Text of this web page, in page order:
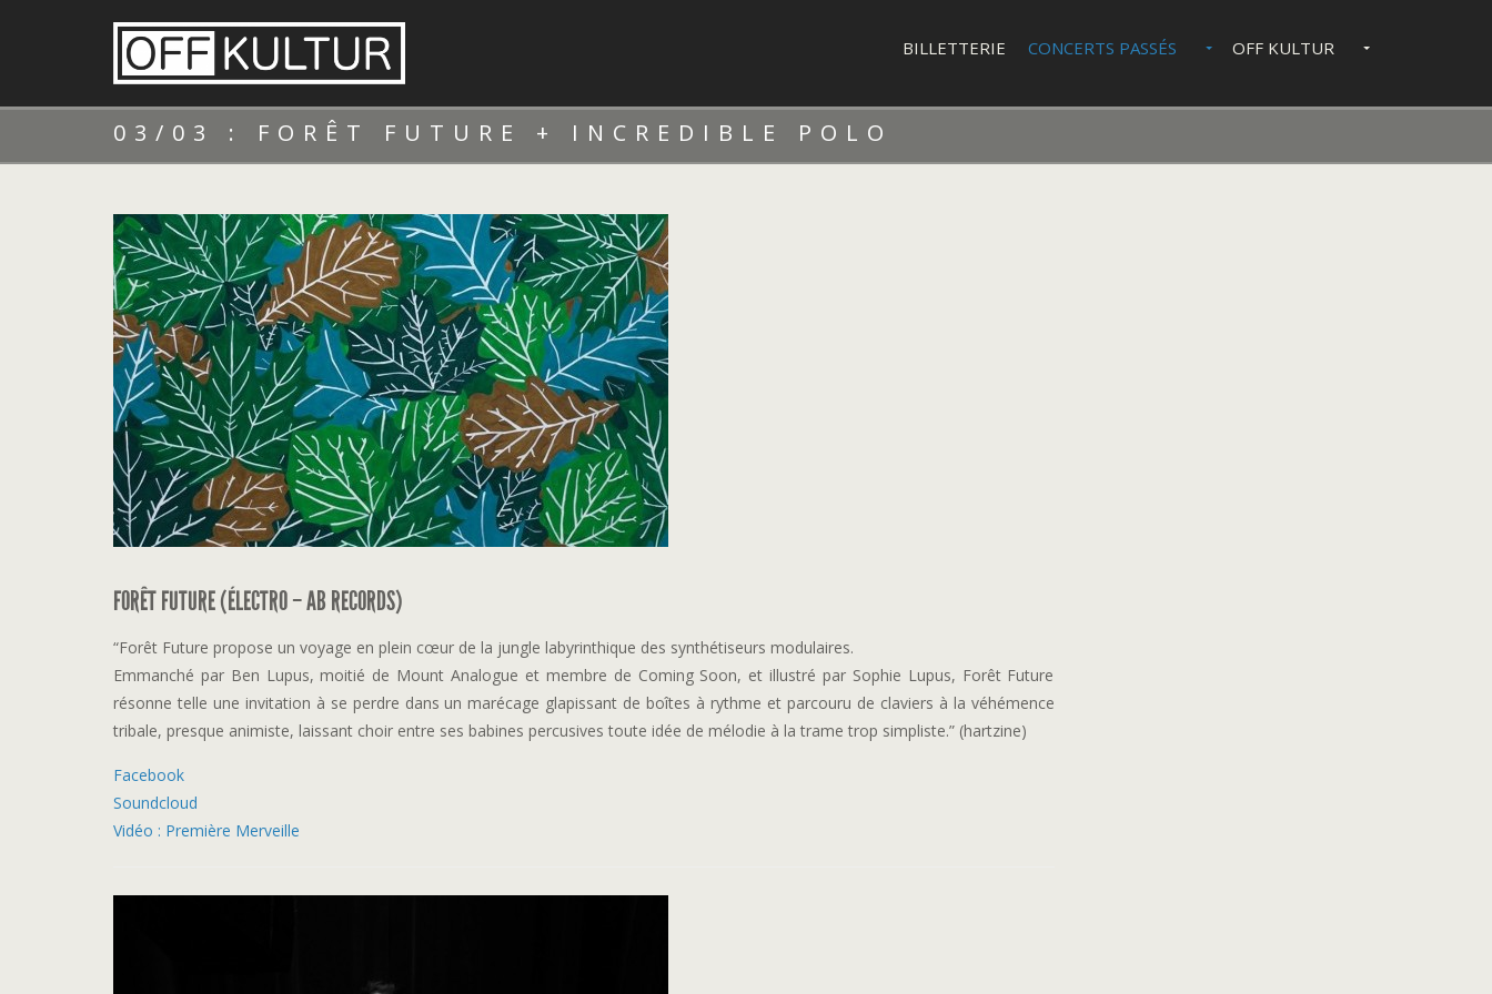
BILLETTERIE CONCERTS PASSÉS OFF KULTUR
03/03 : FORÊT FUTURE + INCREDIBLE POLO
FORÊT FUTURE (ÉLECTRO – AB RECORDS)
“Forêt Future propose un voyage en plein cœur de la jungle labyrinthique des synthétiseurs modulaires.
Emmanché par Ben Lupus, moitié de Mount Analogue et membre de Coming Soon, et illustré par Sophie Lupus, Forêt Future
résonne telle une invitation à se perdre dans un marécage glapissant de boîtes à rythme et parcouru de claviers à la véhémence
tribale, presque animiste, laissant choir entre ses babines percusives toute idée de mélodie à la trame trop simpliste.” (hartzine)
Facebook
Soundcloud
Vidéo : Première Merveille